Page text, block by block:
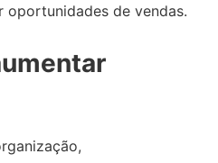
oportunidades de vendas.